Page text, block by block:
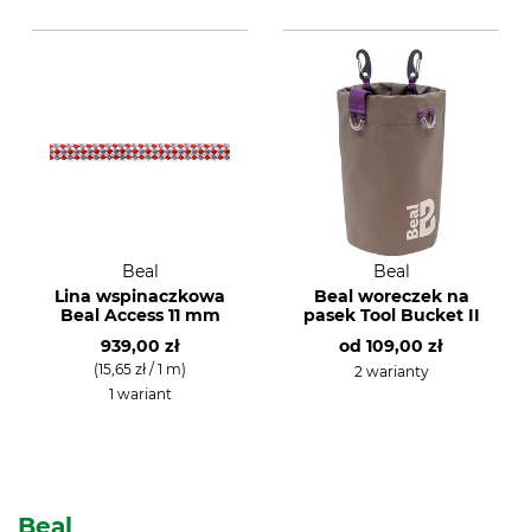
Beal
Lina wspinaczkowa
Beal Access 11 mm
939,00 zł
(15,65 zł / 1 m)
1 wariant
Beal
Beal woreczek na
pasek Tool Bucket II
od 109,00 zł
2 warianty
Beal